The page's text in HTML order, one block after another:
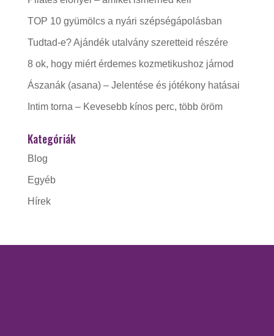
TOP 10 gyümölcs a nyári szépségápolásban
Tudtad-e? Ajándék utalvány szeretteid részére
8 ok, hogy miért érdemes kozmetikushoz járnod
Ászanák (asana) – Jelentése és jótékony hatásai
Intim torna – Kevesebb kínos perc, több öröm
Kategóriák
Blog
Egyéb
Hírek